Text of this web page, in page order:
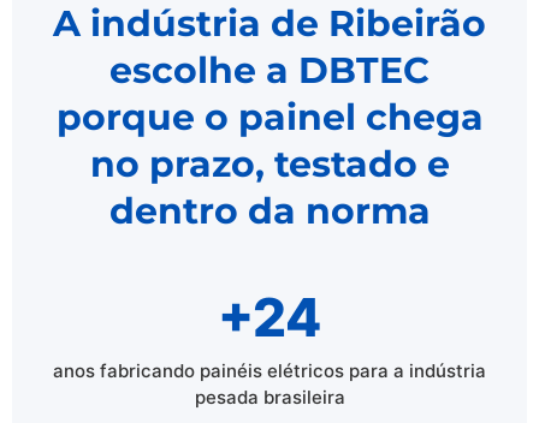
A indústria de Ribeirão
escolhe a DBTEC
porque o painel chega
no prazo, testado e
dentro da norma
+24
anos fabricando painéis elétricos para a indústria
pesada brasileira